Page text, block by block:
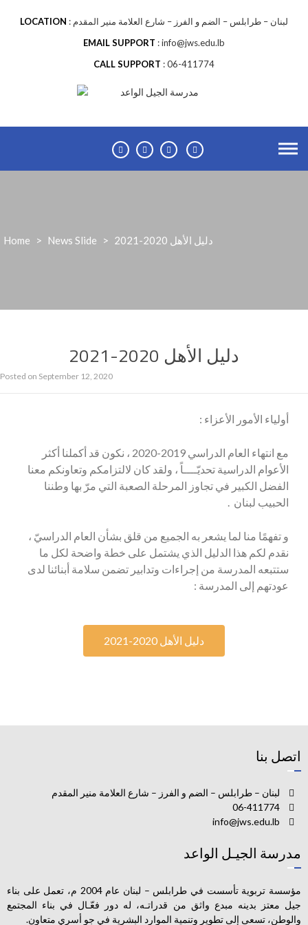
LOCATION
لبنان – طرابلس – الضم و الفرز – شارع العلامة منير المقدم
EMAIL SUPPORT
info@jws.edu.lb
CALL SUPPORT
06-411774
Home > News Slide > دليل الأهل 2020-2021
دليل الأهل 2020-2021
Posted on September 12, 2020
أولياء الأمور الأعزاء :
مع انتهاء العام الدراسي 2019-2020 ، نكون قد أكملنا أكثر
الأعوام الدراسية تحديّــــاً ، ولقد كان لالتزامكم وتعاونكم معنا
الفضل الكبير في تجاوز المرحلة الصعبة التي مرّ بها وطننا
الحبيب لبنان .
و تفهمًا منا لما يشعر به الجميع من قلق بشأن العام الدراسيّ ،
نقدم لكم هذا الدليل الذي يشتمل على خطة واضحة لكل ما
ستتبعه المدرسة من إجراءات وتدابير تضمن سلامة أبنائنا لدى
عودتهم إلى المدرسة :
دليل الأهل 2020-2021
اتصل بنا
لبنان – طرابلس – الضم و الفرز – شارع العلامة منير المقدم
06-411774
info@jws.edu.lb
مدرسة الجيـل الواعد
مؤسسة تربوية تأسست في طرابلس – لبنان عام 2004 م، تعمل على بناء
جيل معتز بدينه مبدع واثق من قدراتـه، له دور فعّـال في بناء المجتمع
والوطن، تسعى إلى تطوير وتنمية الموارد البشرية في جو أسري متعاون.